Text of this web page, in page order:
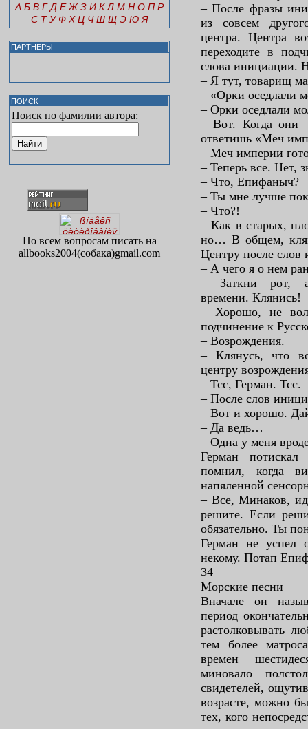
А Б В Г Д Е Ж З И К Л М Н О П Р
С Т У Ф Х Ц Ч Ш Щ Э Ю Я
ПАРТНЕРЫ
ПОИСК
Поиск по фамилии автора:
По всем вопросам писать на
allbooks2004(собака)gmail.com
– После фразы
из совсем
центра. Центра
переходите в
слова инициации.
– Я тут, товарищ
– «Орки оседлали
– Орки оседлали
– Вот. Когда они
ответишь «Меч
– Меч империи
– Теперь все. Нет,
– Что, Епифаныч?
– Ты мне лучше
– Что?!
– Как в старых,
но… В общем,
Центру после слов
– А чего я о нем
– Заткни рот,
времени. Клянись!
– Хорошо, не
подчинение к
– Возрождения.
– Клянусь, что
центру
– Тсс, Герман. Тсс.
– После слов
– Вот и хорошо.
– Да ведь…
– Одна у меня
Герман
помнил, когда
напяленной
– Все, Минаков,
решите. Если
обязательно. Ты
Герман не успел
некому. Потап
34
Морские песни
Вначале он
период
растолковывать
тем более
времен
миновало
свидетелей,
возрасте, можно
тех, кого